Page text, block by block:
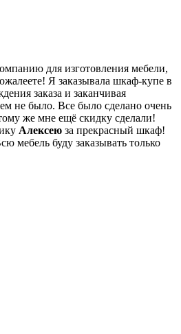
для изготовления мебели,
Я заказывала шкаф-купе в
заказа и заканчивая
не было. Все было сделано очень
же мне ещё скидку сделали!
Алексею за прекрасный шкаф!
мебель буду заказывать только